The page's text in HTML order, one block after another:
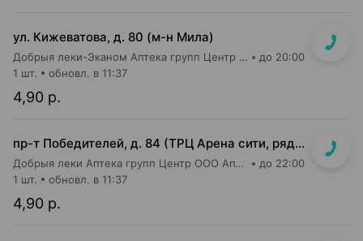
ул. Кижеватова, д. 80 (м-н Мила)
Добрыя леки-Эканом Аптека групп Центр ООО Аптека №87 до 20:00
4,90 р.
1 шт. обновл. в 11:37
пр-т Победителей, д. 84 (ТРЦ Арена сити, рядом с кассами м-на Green)
Добрыя леки Аптека групп Центр ООО Аптека №72 до 22:00
4,90 р.
1 шт. обновл. в 11:37